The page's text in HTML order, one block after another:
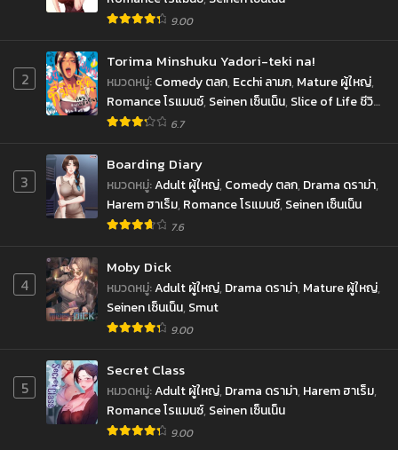
ตอนที่ 41 ตอนที่ 40
ตอนที่ 39
กุมภาพันธ์ 25, 2023
ตอนที่ 38
กุมภาพันธ์ 21, 2023
ตอนที่ 37
ตอนที่ 35
กุมภาพันธ์ 6, 2023 กุมภาพันธ์ 2, 2023
ตอนที่ 31
มกราคม 20, 2023
ตอนที่ 30
มกราคม 20, 2023
มกราคม 8, 2023
ตอนที่ 27
ธันวาคม 17, 2022
ตอนที่ 26
ธันวาคม 17, 2022
9.00
2
Torima Minshuku Yadori-teki na!
หมวดหมู่:Comedy ตลก, Ecchi ลามก, Mature ผู้ใหญ่,
Romance โรแมนซ์, Seinen เซ็นเน็น, Slice of Life ชีวิต
ประจำวัน
6.7
3
Boarding Diary
หมวดหมู่:Adult ผู้ใหญ่, Comedy ตลก, Drama ดราม่า,
Harem ฮาเร็ม, Romance โรแมนซ์, Seinen เซ็นเน็น
7.6
4
Moby Dick
หมวดหมู่:Adult ผู้ใหญ่, Drama ดราม่า, Mature ผู้ใหญ่,
Seinen เซ็นเน็น, Smut
9.00
5
Secret Class
หมวดหมู่:Adult ผู้ใหญ่, Drama ดราม่า, Harem ฮาเร็ม,
Romance โรแมนซ์, Seinen เซ็นเน็น
9.00